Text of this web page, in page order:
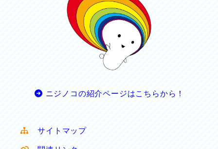
ニジノコの紹介ページはこちらから！
サイトマップ